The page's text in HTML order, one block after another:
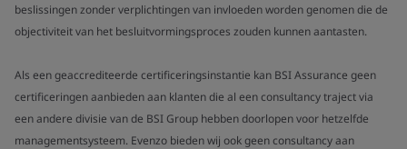
beslissingen zonder verplichtingen van invloeden worden genomen die de
objectiviteit van het besluitvormingsproces zouden kunnen aantasten.
Als een geaccrediteerde certificeringsinstantie kan BSI Assurance geen
certificeringen aanbieden aan klanten die al een consultancy traject via
een andere divisie van de BSI Group hebben doorlopen voor hetzelfde
managementsysteem. Evenzo bieden wij ook geen consultancy aan